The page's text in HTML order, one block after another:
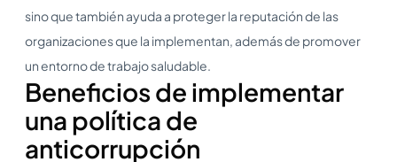
sino que también ayuda a proteger la reputación de las
organizaciones que la implementan, además de promover
un entorno de trabajo saludable.
Beneficios de implementar
una política de
anticorrupción